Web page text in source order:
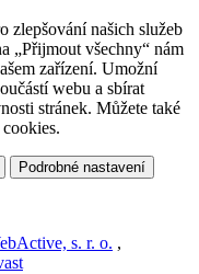
zlepšování našich služeb
„Přijmout všechny“ nám
zařízení. Umožní
webu a sbírat
stránek. Můžete také
Podrobné nastavení
s. r. o. ,